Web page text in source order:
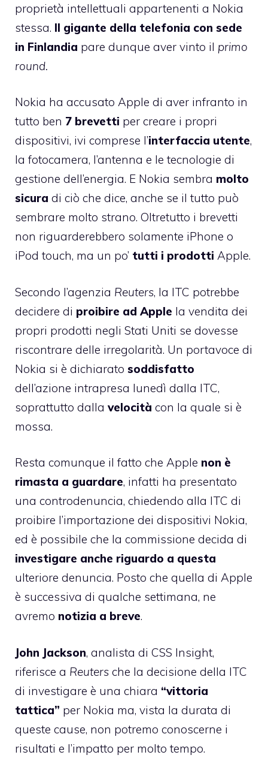
proprietà intellettuali appartenenti a Nokia
stessa. Il gigante della telefonia con sede
in Finlandia pare dunque aver vinto il primo
round.
Nokia ha accusato Apple di aver infranto in
tutto ben 7 brevetti per creare i propri
dispositivi, ivi comprese l’interfaccia utente,
la fotocamera, l’antenna e le tecnologie di
gestione dell’energia. E Nokia sembra molto
sicura di ciò che dice, anche se il tutto può
sembrare molto strano. Oltretutto i brevetti
non riguarderebbero solamente iPhone o
iPod touch, ma un po’ tutti i prodotti Apple.
Secondo l’agenzia Reuters, la ITC potrebbe
decidere di proibire ad Apple la vendita dei
propri prodotti negli Stati Uniti se dovesse
riscontrare delle irregolarità. Un portavoce di
Nokia si è dichiarato soddisfatto
dell’azione intrapresa lunedì dalla ITC,
soprattutto dalla velocità con la quale si è
mossa.
Resta comunque il fatto che Apple non è
rimasta a guardare, infatti ha presentato
una controdenuncia, chiedendo alla ITC di
proibire l’importazione dei dispositivi Nokia,
ed è possibile che la commissione decida di
investigare anche riguardo a questa
ulteriore denuncia. Posto che quella di Apple
è successiva di qualche settimana, ne
avremo notizia a breve.
John Jackson, analista di CSS Insight,
riferisce a Reuters che la decisione della ITC
di investigare è una chiara “vittoria
tattica” per Nokia ma, vista la durata di
queste cause, non potremo conoscerne i
risultati e l’impatto per molto tempo.